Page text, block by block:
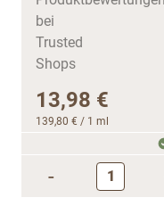
13,98 €
139,80 € / 1 ml
-